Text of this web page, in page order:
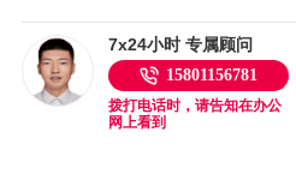
7x24小时 专属顾问
15801156781
拨打电话时，请告知在办公
网上看到